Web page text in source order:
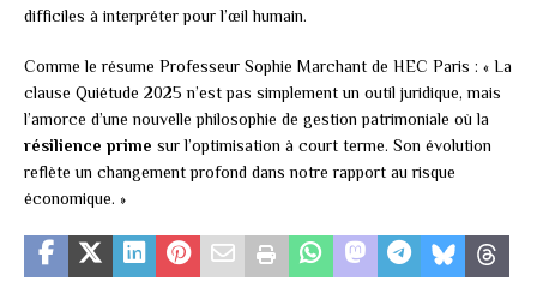
difficiles à interpréter pour l’œil humain.
Comme le résume Professeur Sophie Marchant de HEC Paris : « La
clause Quiétude 2025 n’est pas simplement un outil juridique, mais
l’amorce d’une nouvelle philosophie de gestion patrimoniale où la
résilience prime sur l’optimisation à court terme. Son évolution
reflète un changement profond dans notre rapport au risque
économique. »